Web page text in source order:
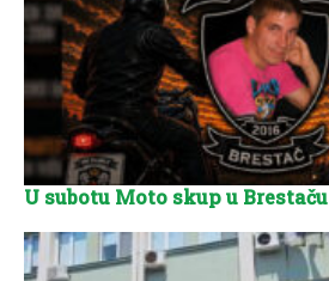
U subotu Moto skup u Brestaču